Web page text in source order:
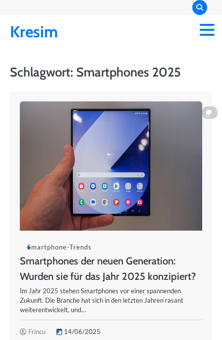
content
Kresim
Schlagwort: Smartphones 2025
0
Smartphone-Trends
Smartphones der neuen Generation:
Wurden sie für das Jahr 2025 konzipiert?
Im Jahr 2025 stehen Smartphones vor einer spannenden
Zukunft. Die Branche hat sich in den letzten Jahren rasant
weiterentwickelt, und…
Frincu 14/06/2025